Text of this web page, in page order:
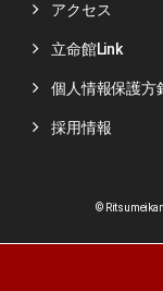
アクセス
立命館Link
個人情報保護方
採用情報
©